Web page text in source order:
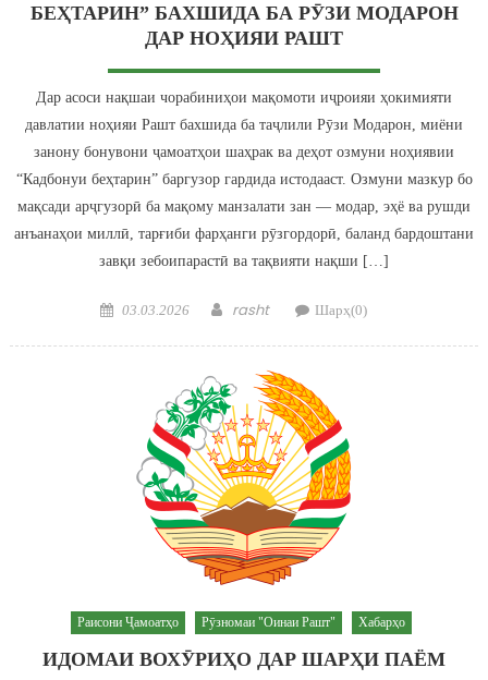
БЕҲТАРИН” БАХШИДА БА РӮЗИ МОДАРОН
ДАР НОҲИЯИ РАШТ
Дар асоси нақшаи чорабиниҳои мақомоти иҷроияи ҳокимияти
давлатии ноҳияи Рашт бахшида ба таҷлили Рӯзи Модарон, миёни
занону бонувони ҷамоатҳои шаҳрак ва деҳот озмуни ноҳиявии
“Кадбонуи беҳтарин” баргузор гардида истодааст. Озмуни мазкур бо
мақсади арҷгузорӣ ба мақому манзалати зан — модар, эҳё ва рушди
анъанаҳои миллӣ, тарғиби фарҳанги рӯзгордорӣ, баланд бардоштани
завқи зебоипарастӣ ва тақвияти нақши […]
Posted on
03.03.2026 Author
rasht Шарҳ(0)
Раисони Ҷамоатҳо Рӯзномаи "Оинаи Рашт" Хабарҳо
ИДОМАИ ВОХӮРИҲО ДАР ШАРҲИ ПАЁМ